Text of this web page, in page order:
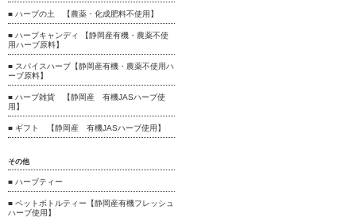
■ ハーブの土 【農薬・化成肥料不使用】
■ ハーブキャンディ 【静岡産有機・農薬不使
用ハーブ原料】
■ スパイスハーブ【静岡産有機・農薬不使用ハ
ーブ原料】
■ ハーブ雑貨 【静岡産 有機JASハーブ使
用】
■ ギフト 【静岡産 有機JASハーブ使用】
その他
■ ハーブティー
■ ペットボトルティー【静岡産有機フレッシュ
ハーブ使用】